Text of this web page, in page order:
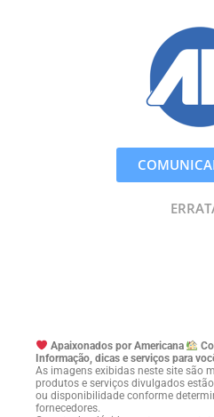
Apaixonados por Americana
Informação, dicas e serviços para
As imagens exibidas neste site são
produtos e serviços divulgados
ou disponibilidade conforme
fornecedores.